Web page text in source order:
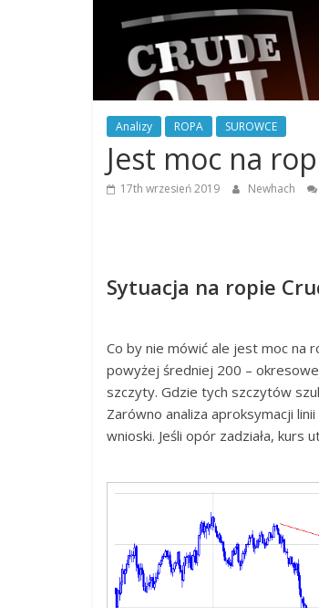
rynku
giełdowego,
walut,
wykresy
giełdowe,
artykuły,
forum.
Analizy
w
oparciu
Analizy ROPA SUROWCE
Jest moc na
17th wrzesień 2019 Newhach
Sytuacja na ropie
Co by nie mówić ale jest moc na
powyżej średniej 200 –
szczyty. Gdzie tych szczytów
Zarówno analiza aproksymacji
wnioski. Jeśli opór zadziała,